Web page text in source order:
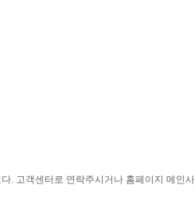
. 고객센터로 연락주시거나 홈페이지 메인